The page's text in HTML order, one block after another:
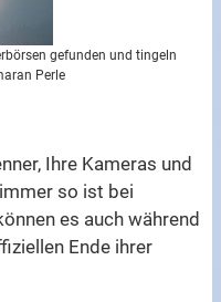
gefunden und tingeln
Perle
Ihre Kameras und
so ist bei
es auch während
Ende ihrer